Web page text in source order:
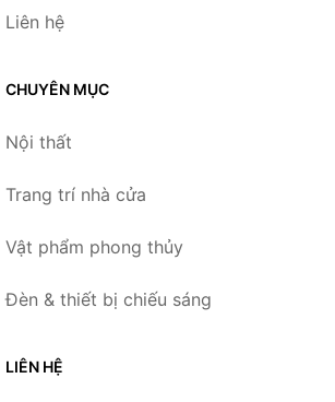
Liên hệ
CHUYÊN MỤC
Nội thất
Trang trí nhà cửa
Vật phẩm phong thủy
Đèn & thiết bị chiếu sáng
LIÊN HỆ